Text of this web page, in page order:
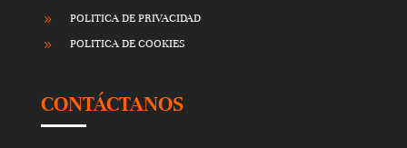
9 POLITICA DE PRIVACIDAD
9 POLITICA DE COOKIES
CONTÁCTANOS